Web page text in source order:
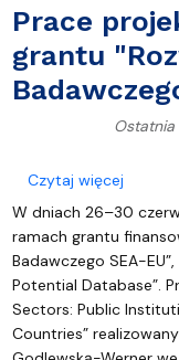
Prace
grantu
Czytaj więcejo
W dniach 26–30
ramach grantu
Badawczego SEA-
Potential Database”.
Sectors: Public
Countries”